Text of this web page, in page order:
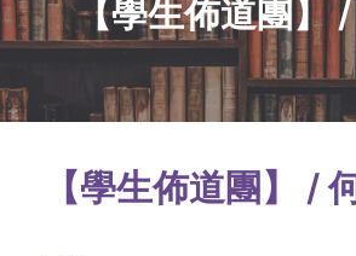
【學生佈道團】
【學生佈道團】 /